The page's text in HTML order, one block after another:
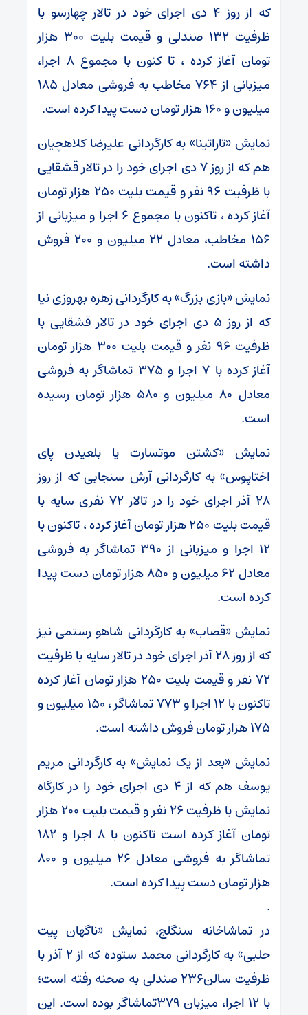
که از روز ۴ دی اجرای خود در تالار چهارسو با
ظرفیت ۱۳۲ صندلی و قیمت بلیت ۳۰۰ هزار
تومان آغاز کرده ، تا کنون با مجموع ۸ اجرا،
میزبانی از ۷۶۴ مخاطب به فروشی معادل ۱۸۵
میلیون و ۱۶۰ هزار تومان دست پیدا کرده است.
نمایش «تاراتینا» به کارگردانی علیرضا کلاهچیان
هم که از روز ۷ دی اجرای خود را در تالار قشقایی
با ظرفیت ۹۶ نفر و قیمت بلیت ۲۵۰ هزار تومان
آغاز کرده ، تاکنون با مجموع ۶ اجرا و میزبانی از
۱۵۶ مخاطب، معادل ۲۲ میلیون و ۲۰۰ فروش
داشته است.
نمایش «بازی بزرگ» به کارگردانی زهره بهروزی نیا
که از روز ۵ دی اجرای خود در تالار قشقایی با
ظرفیت ۹۶ نفر و قیمت بلیت ۳۰۰ هزار تومان
آغاز کرده با ۷ اجرا و ۳۷۵ تماشاگر به فروشی
معادل ۸۰ میلیون و ۵۸۰ هزار تومان رسیده
است.
نمایش «کشتن موتسارت یا بلعیدن پای
اختاپوس» به کارگردانی آرش سنجابی که از روز
۲۸ آذر اجرای خود را در تالار ۷۲ نفری سایه با
قیمت بلیت ۲۵۰ هزار تومان آغاز کرده ، تاکنون با
۱۲ اجرا و میزبانی از ۳۹۰ تماشاگر به فروشی
معادل ۶۲ میلیون و ۸۵۰ هزار تومان دست پیدا
کرده است.
نمایش «قصاب» به کارگردانی شاهو رستمی نیز
که از روز ۲۸ آذر اجرای خود در تالار سایه با ظرفیت
۷۲ نفر و قیمت بلیت ۲۵۰ هزار تومان آغاز کرده
تاکنون با ۱۲ اجرا و ۷۷۳ تماشاگر ، ۱۵۰ میلیون و
۱۷۵ هزار تومان فروش داشته است.
نمایش «بعد از یک نمایش» به کارگردانی مریم
یوسف هم که از ۴ دی اجرای خود را در کارگاه
نمایش با ظرفیت ۲۶ نفر و قیمت بلیت ۲۰۰ هزار
تومان آغاز کرده است تاکنون با ۸ اجرا و ۱۸۲
تماشاگر به فروشی معادل ۲۶ میلیون و ۸۰۰
هزار تومان دست پیدا کرده است.
.
در تماشاخانه سنگلج، نمایش «ناگهان پیت
حلبی» به کارگردانی محمد ستوده که از ۲ آذر با
ظرفیت سالن۲۳۶ صندلی به صحنه رفته است؛
با ۱۲ اجرا، میزبان ۳۷۹تماشاگر بوده است. این